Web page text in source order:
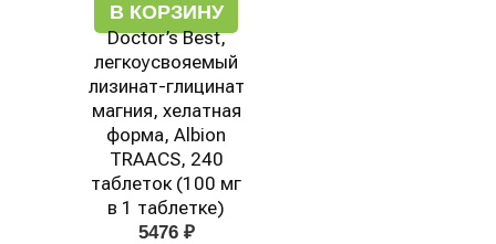
В КОРЗИНУ
Doctor’s Best,
легкоусвояемый
лизинат-глицинат
магния, хелатная
форма, Albion
TRAACS, 240
таблеток (100 мг
в 1 таблетке)
5476 ₽